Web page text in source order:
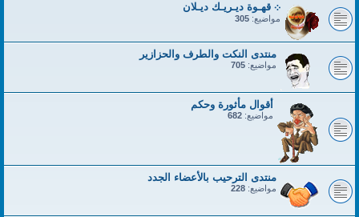
܀ قهـوة ديـريـك ديـلان
مواضيع: 305
منتدى النكت والطرف والحزازير
مواضيع: 705
أقوال مأثورة وحكم
مواضيع: 682
منتدى الترحيب بالأعضاء الجدد
مواضيع: 228